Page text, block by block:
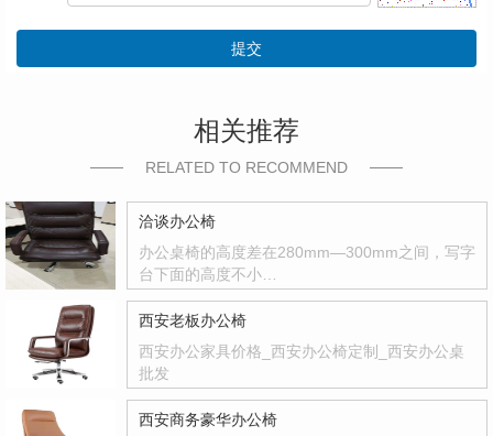
提交
相关推荐
RELATED TO RECOMMEND
洽谈办公椅
办公桌椅的高度差在280mm—300mm之间，写字
台下面的高度不小…
西安老板办公椅
西安办公家具价格_西安办公椅定制_西安办公桌
批发
西安商务豪华办公椅